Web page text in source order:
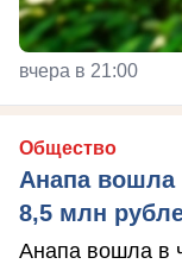
вчера в 21:00
Общество
Анапа вошла
8,5 млн
Анапа вошла в